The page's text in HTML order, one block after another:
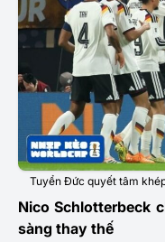
Tuyển Đức quyết tâm
Nico Schlotterbeck
sàng thay thế